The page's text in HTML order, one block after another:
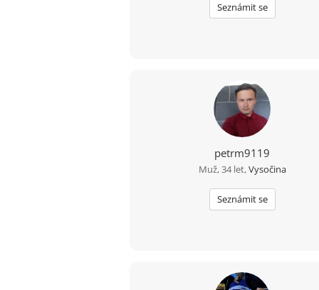
Seznámit se
petrm9119
Muž, 34 let,Vysočina
Seznámit se